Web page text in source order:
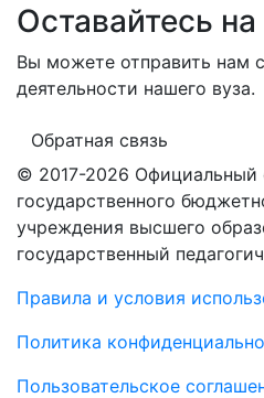
Оставайтесь на
Вы можете отправить нам
деятельности нашего вуза.
Обратная связь
© 2017-2026 Официальный
государственного
учреждения высшего
государственный
Правила и условия
Политика
Пользовательское